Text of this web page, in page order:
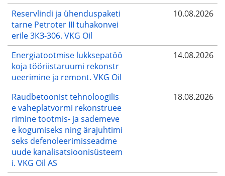
Reservlindi ja ühenduspaketi
tarne Petroter III tuhakonvei
erile 3КЗ-306. VKG Oil
10.08.2026
Energiatootmise lukksepatöö
koja tööriistaruumi rekonstr
ueerimine ja remont. VKG Oil
14.08.2026
Raudbetoonist tehnoloogilis
e vaheplatvormi rekonstruee
rimine tootmis- ja sademeve
e kogumiseks ning ärajuhtimi
seks defenoleerimisseadme
uude kanalisatsioonisüsteem
i. VKG Oil AS
18.08.2026